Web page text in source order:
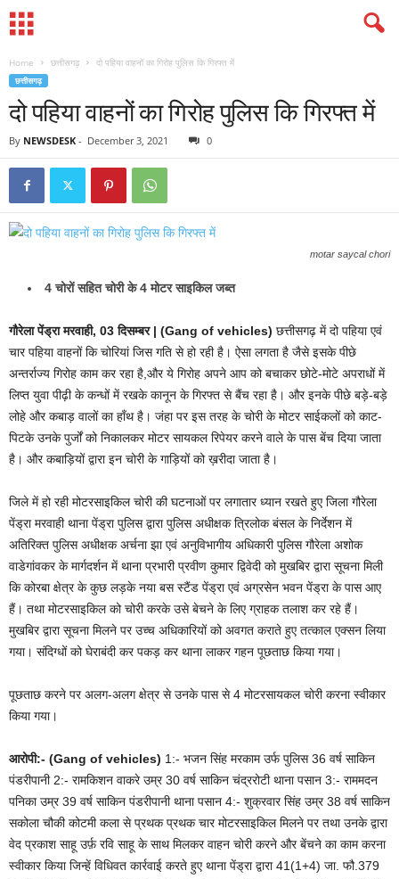
Home छत्तीसगढ़ दो पहिया वाहनों का गिरोह पुलिस कि गिरफ्त में
छत्तीसगढ़
दो पहिया वाहनों का गिरोह पुलिस कि गिरफ्त में
By NEWSDESK - December 3, 2021 0
motar saycal chori
4 चोरों सहित चोरी के 4 मोटर साइकिल जब्त
गौरेला पेंड्रा मरवाही, 03 दिसम्बर | (Gang of vehicles) छत्तीसगढ़ में दो पहिया एवं
चार पहिया वाहनों कि चोरियां जिस गति से हो रही है। ऐसा लगता है जैसे इसके पीछे
अन्तर्राज्य गिरोह काम कर रहा है,और ये गिरोह अपने आप को बचाकर छोटे-मोटे अपराधों में
लिप्त युवा पीढ़ी के कन्धों में रखके कानून के गिरफ्त से बैंच रहा है। और इनके पीछे बड़े-बड़े
लोहे और कबाड़ वालों का हाँथ है। जंहा पर इस तरह के चोरी के मोटर साईकलों को काट-
पिटके उनके पुर्जों को निकालकर मोटर सायकल रिपेयर करने वाले के पास बेंच दिया जाता
है। और कबाड़ियों द्वारा इन चोरी के गाड़ियों को ख़रीदा जाता है।
जिले में हो रही मोटरसाइकिल चोरी की घटनाओं पर लगातार ध्यान रखते हुए जिला गौरेला
पेंड्रा मरवाही थाना पेंड्रा पुलिस द्वारा पुलिस अधीक्षक त्रिलोक बंसल के निर्देशन में
अतिरिक्त पुलिस अधीक्षक अर्चना झा एवं अनुविभागीय अधिकारी पुलिस गौरेला अशोक
वाडेगांवकर के मार्गदर्शन में थाना प्रभारी प्रवीण कुमार द्विवेदी को मुखबिर द्वारा सूचना मिली
कि कोरबा क्षेत्र के कुछ लड़के नया बस स्टैंड पेंड्रा एवं अग्रसेन भवन पेंड्रा के पास आए
हैं। तथा मोटरसाइकिल को चोरी करके उसे बेचने के लिए ग्राहक तलाश कर रहे हैं।
मुखबिर द्वारा सूचना मिलने पर उच्च अधिकारियों को अवगत कराते हुए तत्काल एक्सन लिया
गया। संदिग्धों को घेराबंदी कर पकड़ कर थाना लाकर गहन पूछताछ किया गया।
पूछताछ करने पर अलग-अलग क्षेत्र से उनके पास से 4 मोटरसायकल चोरी करना स्वीकार
किया गया।
आरोपी:- (Gang of vehicles) 1:- भजन सिंह मरकाम उर्फ पुलिस 36 वर्ष साकिन
पंडरीपानी 2:- रामकिशन वाकरे उम्र 30 वर्ष साकिन चंद्ररोटी थाना पसान 3:- राममदन
पनिका उम्र 39 वर्ष साकिन पंडरीपानी थाना पसान 4:- शुक्रवार सिंह उम्र 38 वर्ष साकिन
सकोला चौकी कोटमी कला से प्रथक प्रथक चार मोटरसाइकिल मिलने पर तथा उनके द्वारा
वेद प्रकाश साहू उर्फ़ रवि साहू के साथ मिलकर वाहन चोरी करने और बेंचने का काम करना
स्वीकार किया जिन्हें विधिवत कार्रवाई करते हुए थाना पेंड्रा द्वारा 41(1+4) जा. फौ.379